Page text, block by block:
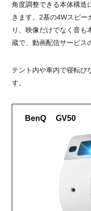
角度調整できる本体構造
きます。2基の4Wスピー
り、映像だけでなく音も
蔵で、動画配信サービス
テント内や車内で寝転び
す。
BenQ GV50